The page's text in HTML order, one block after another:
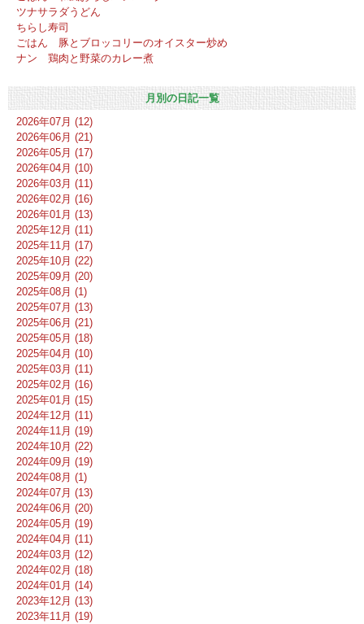
ツナサラダうどん
ちらし寿司
ごはん 豚とブロッコリーのオイスター炒め
ナン 鶏肉と野菜のカレー煮
月別の日記一覧
2026年07月 (12)
2026年06月 (21)
2026年05月 (17)
2026年04月 (10)
2026年03月 (11)
2026年02月 (16)
2026年01月 (13)
2025年12月 (11)
2025年11月 (17)
2025年10月 (22)
2025年09月 (20)
2025年08月 (1)
2025年07月 (13)
2025年06月 (21)
2025年05月 (18)
2025年04月 (10)
2025年03月 (11)
2025年02月 (16)
2025年01月 (15)
2024年12月 (11)
2024年11月 (19)
2024年10月 (22)
2024年09月 (19)
2024年08月 (1)
2024年07月 (13)
2024年06月 (20)
2024年05月 (19)
2024年04月 (11)
2024年03月 (12)
2024年02月 (18)
2024年01月 (14)
2023年12月 (13)
2023年11月 (19)